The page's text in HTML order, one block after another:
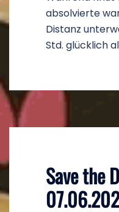
absolvierte
Distanz
Std. glücklich
Save the